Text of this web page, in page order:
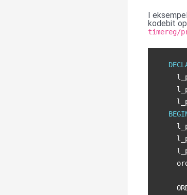
I
kodebit
timereg/